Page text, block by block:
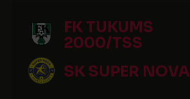
FK TUKUMS
2000/TSS
SK SUPER NOVA